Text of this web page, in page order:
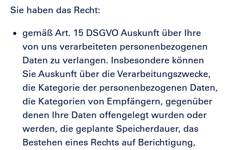
Sie haben das Recht:
gemäß Art. 15 DSGVO Auskunft über Ihre
von uns verarbeiteten personenbezogenen
Daten zu verlangen. Insbesondere können
Sie Auskunft über die Verarbeitungszwecke,
die Kategorie der personenbezogenen Daten,
die Kategorien von Empfängern, gegenüber
denen Ihre Daten offengelegt wurden oder
werden, die geplante Speicherdauer, das
Bestehen eines Rechts auf Berichtigung,